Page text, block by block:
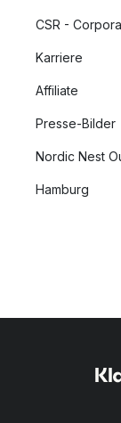
CSR -
Karriere
Affiliate
Presse-Bilder
Nordic Nest
Hamburg